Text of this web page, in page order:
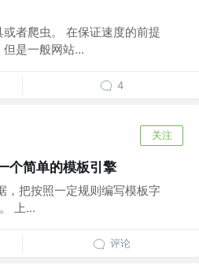
者爬虫。 在保证速度的前提
是一般网站...
4
关注
个简单的模板引擎
，把按照一定规则编写模板字
上...
评论